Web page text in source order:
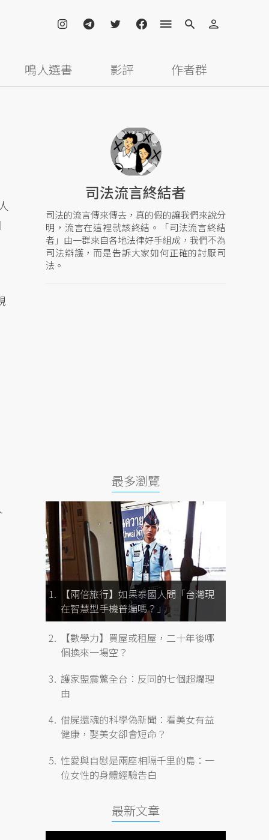
鳴人選書 影評 作者群
司法流言終結者
司法的流言傳來傳去，真的假的讓我們來說分
明，流言在這裡就該終結。「司法流言終結
者」由一群來自各地法律好手組成，我們不為
司法辯護，而是告訴大家如何正確的討厭司
法。
最多瀏覽
【兩倍旅行】如果泰國人問「台灣現
在智慧型手機普遍嗎？」
【數學力】買屋或租屋，二十年後哪
個換來一場空？
護家盟震驚全台：反同的七個超爛理
由
借屍還魂的科學偽新聞：看美女有益
健康，娶美女卻會短命？
性愛與自慰是兩座相隔千里的島：一
位女性的身體經驗告白
最新文章